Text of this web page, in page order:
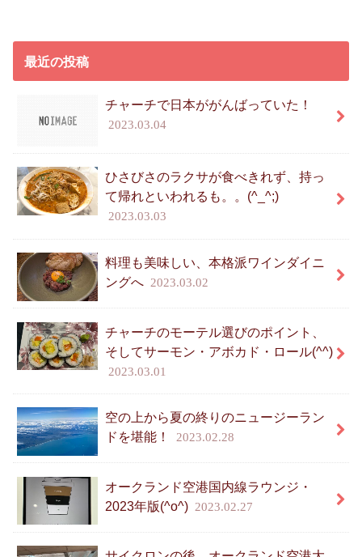
最近の投稿
チャーチで日本ががんばっていた！
2023.03.04
ひさびさのラクサが食べきれず、持っ
て帰れといわれるも。。(^_^;)
2023.03.03
料理も美味しい、本格派ワインダイニ
ングへ 2023.03.02
チャーチのモーテル選びのポイント、
そしてサーモン・アボカド・ロール(^^)
2023.03.01
空の上から夏の終りのニュージーラン
ドを堪能！
2023.02.28
オークランド空港国内線ラウンジ・
2023年版(^o^) 2023.02.27